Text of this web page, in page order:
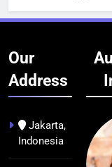
Our
Address
Jakarta,
Indonesia
BERITA
BUDAYA
Pontianak